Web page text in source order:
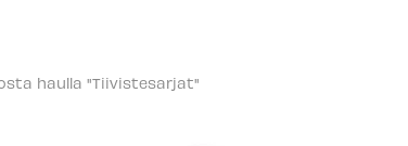
haulla "Tiivistesarjat"